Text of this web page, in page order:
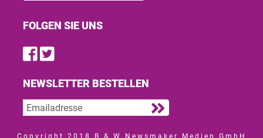
FOLGEN SIE UNS
Find us on Facebook
Follow us on Twitter
NEWSLETTER BESTELLEN
Copyright 2018 B & W Newsmaker Medien GmbH